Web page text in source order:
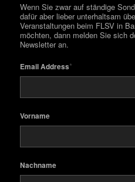
Wenn Sie zwar auf ständige
dafür aber lieber unterhaltsam
Veranstaltungen beim FLSV in
möchten, dann melden Sie sich
Newsletter an.
Email Address*
Vorname
Nachname